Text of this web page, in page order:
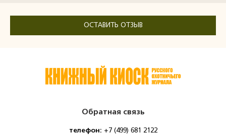
ОСТАВИТЬ ОТЗЫВ
Обратная связь
телефон: +7 (499) 681 2122